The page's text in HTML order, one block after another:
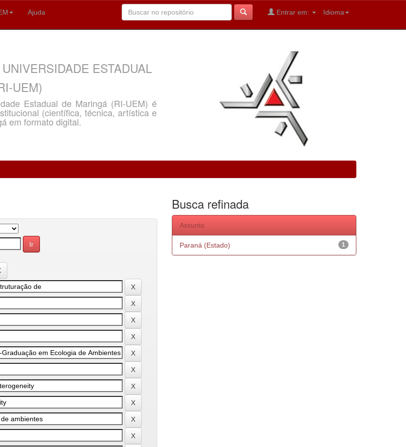
Ajuda Idioma
Entrar em:
ESTADUAL
UEM)
Estadual de Maringá (RI-UEM) é
(científica, técnica, artística e
em formato digital.
Busca refinada
Assunto
1
Paraná (Estado)